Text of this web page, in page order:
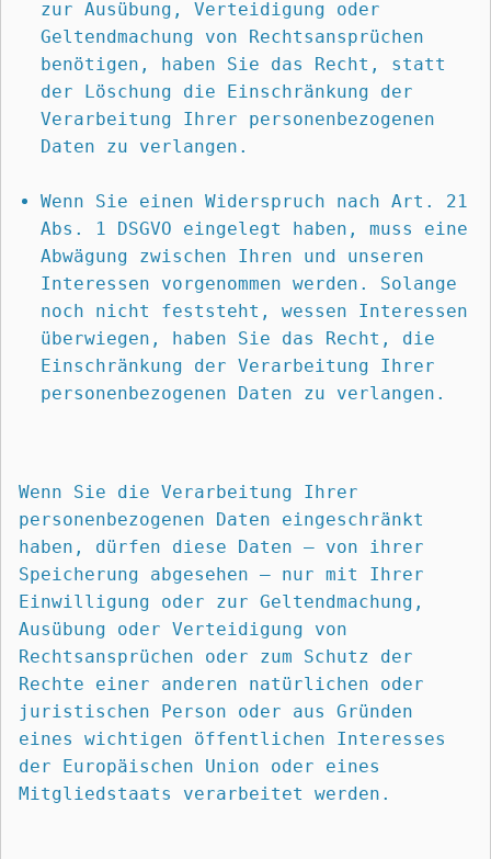
zur Ausübung, Verteidigung oder
Geltendmachung von Rechtsansprüchen
benötigen, haben Sie das Recht, statt
der Löschung die Einschränkung der
Verarbeitung Ihrer personenbezogenen
Daten zu verlangen.
Wenn Sie einen Widerspruch nach Art. 21
Abs. 1 DSGVO eingelegt haben, muss eine
Abwägung zwischen Ihren und unseren
Interessen vorgenommen werden. Solange
noch nicht feststeht, wessen Interessen
überwiegen, haben Sie das Recht, die
Einschränkung der Verarbeitung Ihrer
personenbezogenen Daten zu verlangen.
Wenn Sie die Verarbeitung Ihrer
personenbezogenen Daten eingeschränkt
haben, dürfen diese Daten – von ihrer
Speicherung abgesehen – nur mit Ihrer
Einwilligung oder zur Geltendmachung,
Ausübung oder Verteidigung von
Rechtsansprüchen oder zum Schutz der
Rechte einer anderen natürlichen oder
juristischen Person oder aus Gründen
eines wichtigen öffentlichen Interesses
der Europäischen Union oder eines
Mitgliedstaats verarbeitet werden.